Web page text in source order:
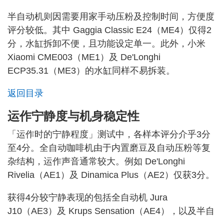
半自动机则因需要用家手动压粉及控制时间，方便度
评分较低。其中 Gaggia Classic E24（ME4）仅得2
分，水缸拆卸不便，且功能设定单一。此外，小米
Xiaomi CME003（ME1）及 De'Longhi
ECP35.31（ME3）的水缸同样不易拆装。
返回目录
运作宁静度与机身稳定性
「运作时的宁静程度」测试中，各样本评分介乎3分
至4分。全自动咖啡机由于内置磨豆及自动压粉等复
杂结构，运作声音通常较大。例如 De'Longhi
Rivelia（AE1）及 Dinamica Plus（AE2）仅获3分。
获得4分较宁静表现的包括全自动机 Jura
J10（AE3）及 Krups Sensation（AE4），以及半自